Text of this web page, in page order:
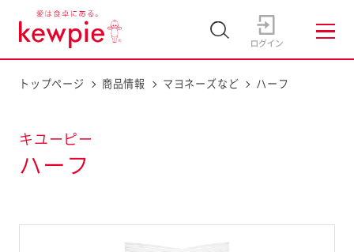
トップページ 商品情報 マヨネーズなど ハーフ
キユーピー
ハーフ